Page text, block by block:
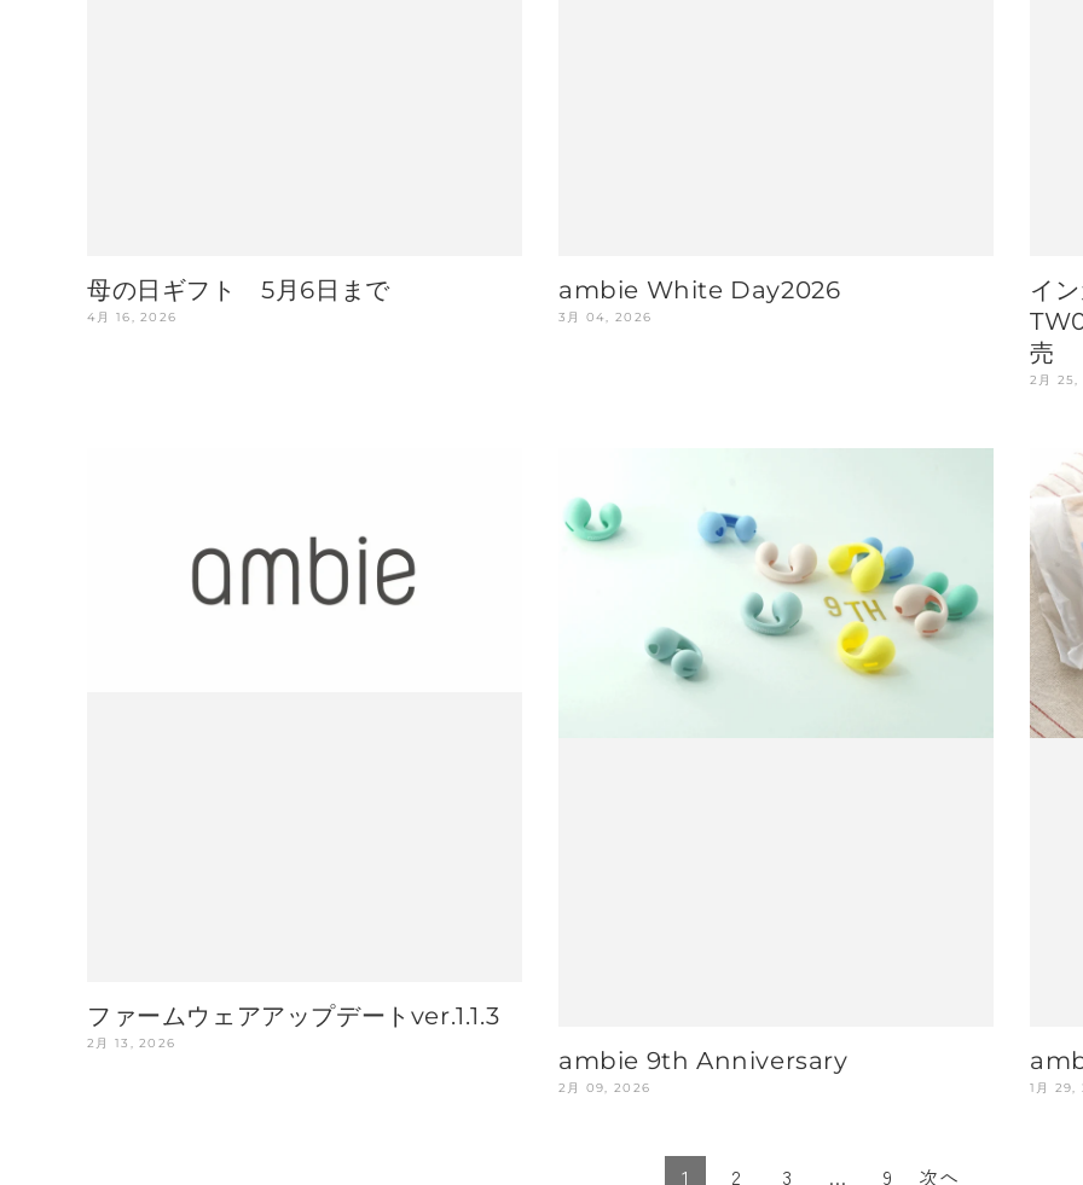
母の日ギフト 5月6日まで
4月 16, 2026
ambie White Day2026
3月 04, 2026
イ
売
2月
ファームウェアアップデートver.1.1.3
2月 13, 2026
ambie 9th Anniversary
2月 09, 2026 1月 29,
1 2 3 … 9 次へ